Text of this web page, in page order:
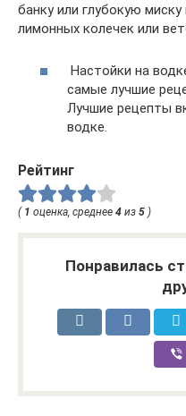
банку или глубокую
лимонных колечек или
Настойки на
самые лучшие
Лучшие рецепты
водке.
Рейтинг
( 1 оценка, среднее 4 из 5 )
Понравилась